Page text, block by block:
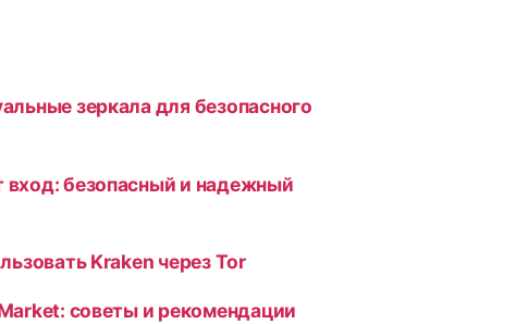
зеркала для безопасного
вход: безопасный и надежный
Kraken через Tor
советы и рекомендации